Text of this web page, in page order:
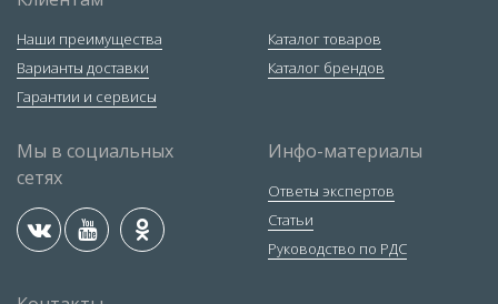
Наши преимущества
Варианты доставки
Гарантии и сервисы
Каталог товаров
Каталог брендов
Мы в социальных
сетях
Инфо-материалы
Ответы экспертов
Статьи
Руководство по РДС